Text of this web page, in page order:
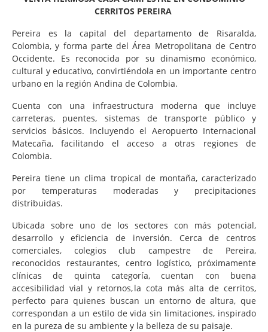
CERRITOS PEREIRA
Pereira es la capital del departamento de Risaralda,
Colombia, y forma parte del Área Metropolitana de Centro
Occidente. Es reconocida por su dinamismo económico,
cultural y educativo, convirtiéndola en un importante centro
urbano en la región Andina de Colombia.
Cuenta con una infraestructura moderna que incluye
carreteras, puentes, sistemas de transporte público y
servicios básicos. Incluyendo el Aeropuerto Internacional
Matecaña, facilitando el acceso a otras regiones de
Colombia.
Pereira tiene un clima tropical de montaña, caracterizado
por temperaturas moderadas y precipitaciones
distribuidas.
Ubicada sobre uno de los sectores con más potencial,
desarrollo y eficiencia de inversión. Cerca de centros
comerciales, colegios club campestre de Pereira,
reconocidos restaurantes, centro logístico, próximamente
clínicas de quinta categoría, cuentan con buena
accesibilidad vial y retornos, la cota más alta de cerritos,
perfecto para quienes buscan un entorno de altura, que
correspondan a un estilo de vida sin limitaciones, inspirado
en la pureza de su ambiente y la belleza de su paisaje.